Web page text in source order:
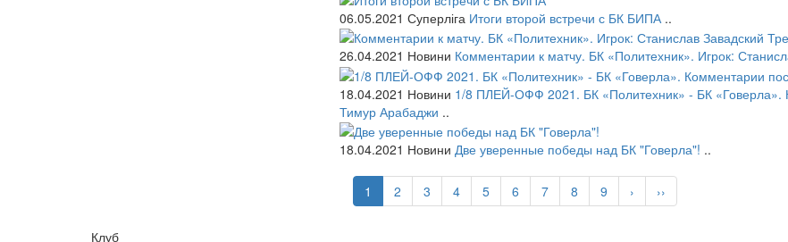
06.05.2021 Суперліга Итоги второй встречи с БК БИПА..
26.04.2021 Новини Комментарии к матчу. БК «Политехник». Игрок:
18.04.2021 Новини 1/8 ПЛЕЙ-ОФФ 2021. БК «Политехник» - БК «Говерла».
Тимур Арабаджи ..
18.04.2021 Новини Две уверенные победы над БК "Говерла"! ..
1 2 3 4 5 6 7 8 9 › ››
Клуб